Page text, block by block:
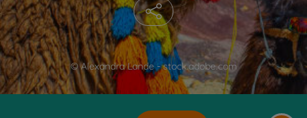
© Alexandra Lande - stock.adobe.com